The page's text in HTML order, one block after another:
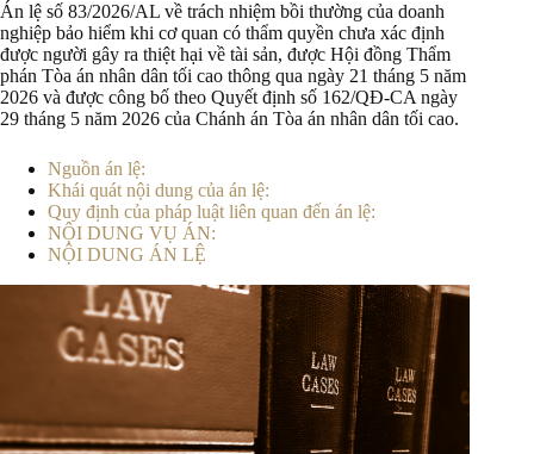
Án lệ số 83/2026/AL về trách nhiệm bồi thường của doanh
nghiệp bảo hiểm khi cơ quan có thẩm quyền chưa xác định
được người gây ra thiệt hại về tài sản, được Hội đồng Thẩm
phán Tòa án nhân dân tối cao thông qua ngày 21 tháng 5 năm
2026 và được công bố theo Quyết định số 162/QĐ-CA ngày
29 tháng 5 năm 2026 của Chánh án Tòa án nhân dân tối cao.
Nguồn án lệ:
Khái quát nội dung của án lệ:
Quy định của pháp luật liên quan đến án lệ:
NỘI DUNG VỤ ÁN:
NỘI DUNG ÁN LỆ